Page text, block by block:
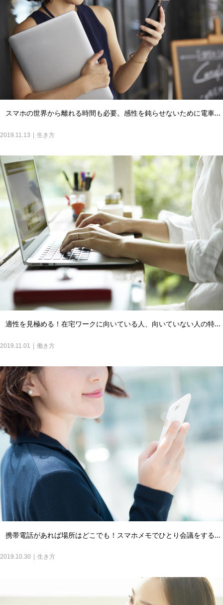
スマホの世界から離れる時間も必要。感性を鈍らせないために電車...
2019.11.13 生き方
適性を見極める！在宅ワークに向いている人、向いていない人の特...
2019.11.01 働き方
携帯電話があれば場所はどこでも！スマホメモでひとり会議をする...
2019.10.30 生き方